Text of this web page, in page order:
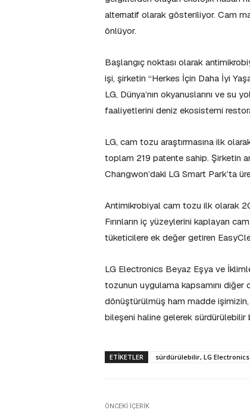
alternatif olarak gösteriliyor. Cam
önlüyor.
Başlangıç noktası olarak
işi, şirketin “Herkes İçin Daha İyi
LG, Dünya’nın okyanuslarını ve su
faaliyetlerini deniz ekosistemi
LG, cam tozu araştırmasına ilk
toplam 219 patente sahip. Şirketin
Changwon’daki LG Smart Park’ta
Antimikrobiyal cam tozu ilk olarak
Fırınların iç yüzeylerini kaplayan
tüketicilere ek değer getiren
LG Electronics Beyaz Eşya ve
tozunun uygulama kapsamını
dönüştürülmüş ham madde
bileşeni haline gelerek sürdürülebilir
ETIKETLER sürdürülebilir, LG
ÖNCEKI İÇERIK